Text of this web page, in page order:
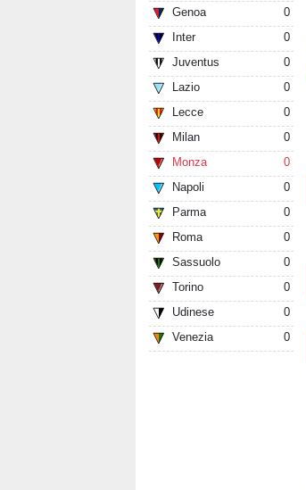
Genoa
0
Inter
0
Juventus
0
Lazio
0
Lecce
0
Milan
0
Monza
0
Napoli
0
Parma
0
Roma
0
Sassuolo
0
Torino
0
Udinese
0
Venezia
0